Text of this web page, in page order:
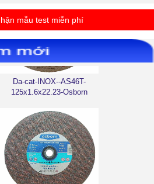
mẫu test miễn phí
Da-cat-INOX--AS46T-
125x1.6x22.23-Osborn